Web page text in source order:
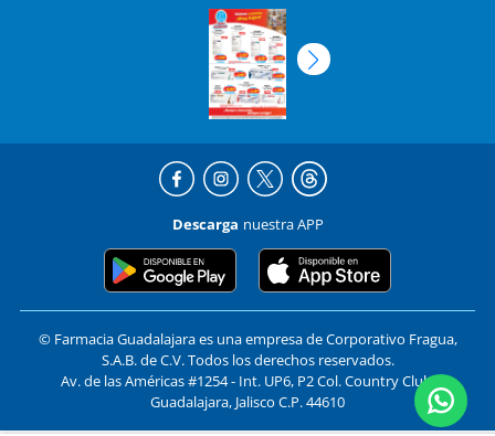
Descarga nuestra APP
© Farmacia Guadalajara es una empresa de Corporativo Fragua,
S.A.B. de C.V. Todos los derechos reservados.
Av. de las Américas #1254 - Int. UP6, P2 Col. Country Club,
Guadalajara, Jalisco C.P. 44610